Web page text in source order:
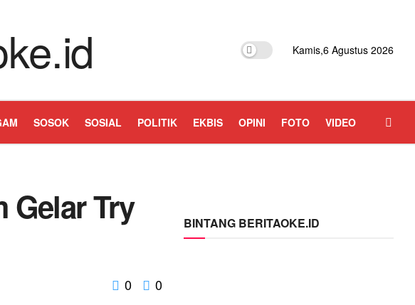
Kamis,6 Agustus 2026
SOSOK SOSIAL POLITIK EKBIS OPINI FOTO VIDEO
Gelar Try
0 0
BINTANG BERITAOKE.ID